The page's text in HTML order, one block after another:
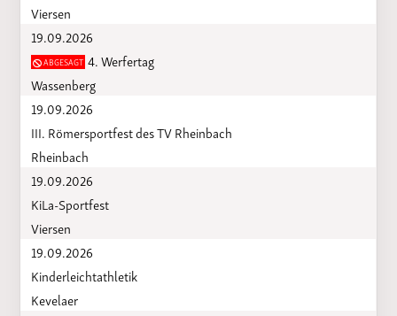
Viersen
19.09.2026
ABGESAGT4. Werfertag
Wassenberg
19.09.2026
III. Römersportfest des TV Rheinbach
Rheinbach
19.09.2026
KiLa-Sportfest
Viersen
19.09.2026
Kinderleichtathletik
Kevelaer